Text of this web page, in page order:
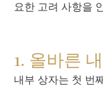
요한 고려 사항을
1. 올바른
내부 상자는 첫 번